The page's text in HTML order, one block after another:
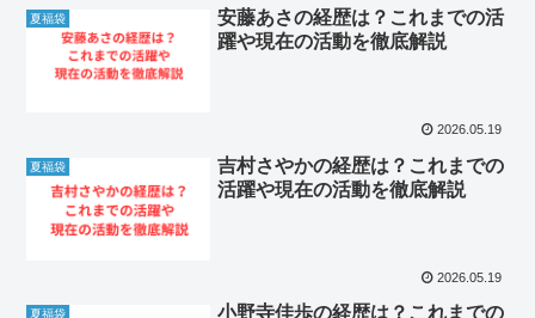
夏福袋
安藤あさの経歴は？これまでの活
躍や現在の活動を徹底解説
2026.05.19
夏福袋
吉村さやかの経歴は？これまでの
活躍や現在の活動を徹底解説
2026.05.19
夏福袋
小野寺佳歩の経歴は？これまでの